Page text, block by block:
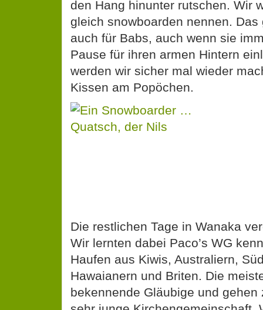
den Hang hinunter rutschen. Wir
gleich snowboarden nennen.
auch für Babs, auch wenn sie
Pause für ihren armen Hintern
werden wir sicher mal wieder
Kissen am Popöchen.
Die restlichen Tage in Wanaka
Wir lernten dabei Paco’s WG
Haufen aus Kiwis, Australiern,
Hawaianern und Briten. Die
bekennende Gläubige und